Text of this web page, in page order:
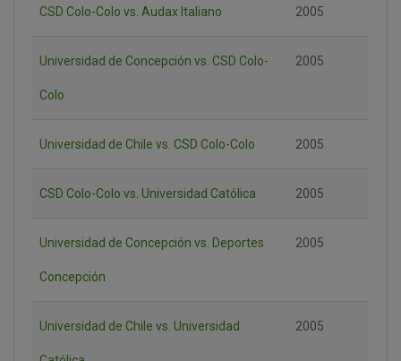
CSD Colo-Colo vs. Audax Italiano 2005
Universidad de Concepción vs. CSD Colo-
Colo
2005
Universidad de Chile vs. CSD Colo-Colo 2005
CSD Colo-Colo vs. Universidad Católica 2005
Universidad de Concepción vs. Deportes
Concepción
2005
Universidad de Chile vs. Universidad 2005